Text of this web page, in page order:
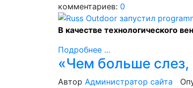
комментариев: 0
В качестве технологического
Подробнее ...
«Чем больше слез,
Автор Администратор сайта